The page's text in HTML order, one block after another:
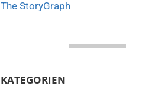
The StoryGraph
KATEGORIEN